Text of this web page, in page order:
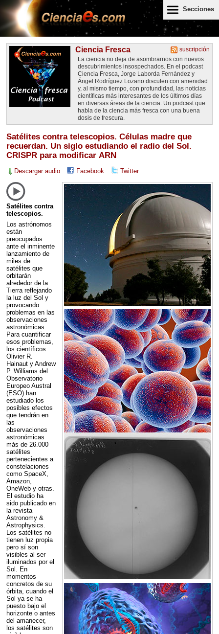
Secciones
suscripción
Ciencia Fresca
La ciencia no deja de asombrarnos con nuevos
descubrimientos insospechados. En el podcast
Ciencia Fresca, Jorge Laborda Fernández y
Ángel Rodríguez Lozano discuten con amenidad
y, al mismo tiempo, con profundidad, las noticias
científicas más interesantes de los últimos días
en diversas áreas de la ciencia. Un podcast que
habla de la ciencia más fresca con una buena
dosis de frescura.
Satélites contra telescopios. Células madre que
recuerdan. Un siglo estudiando el radio del Sol.
CRISPR para modificar ARN
Descargar audio Facebook Twitter
Satélites contra
telescopios.
Los astrónomos
están
preocupados
ante el inminente
lanzamiento de
miles de
satélites que
orbitarán
alrededor de la
Tierra reflejando
la luz del Sol y
provocando
problemas en las
observaciones
astronómicas.
Para cuantificar
esos problemas,
los científicos
Olivier R.
Hainaut y Andrew
P. Williams del
Observatorio
Europeo Austral
(ESO) han
estudiado los
posibles efectos
que tendrán en
las
observaciones
astronómicas
más de 26.000
satélites
pertenecientes a
constelaciones
como SpaceX,
Amazon,
OneWeb y otras.
El estudio ha
sido publicado en
la revista
Astronomy &
Astrophysics.
Los satélites no
tienen luz propia
pero sí son
visibles al ser
iluminados por el
Sol. En
momentos
concretos de su
órbita, cuando el
Sol ya se ha
puesto bajo el
horizonte o antes
del amanecer,
los satélites son